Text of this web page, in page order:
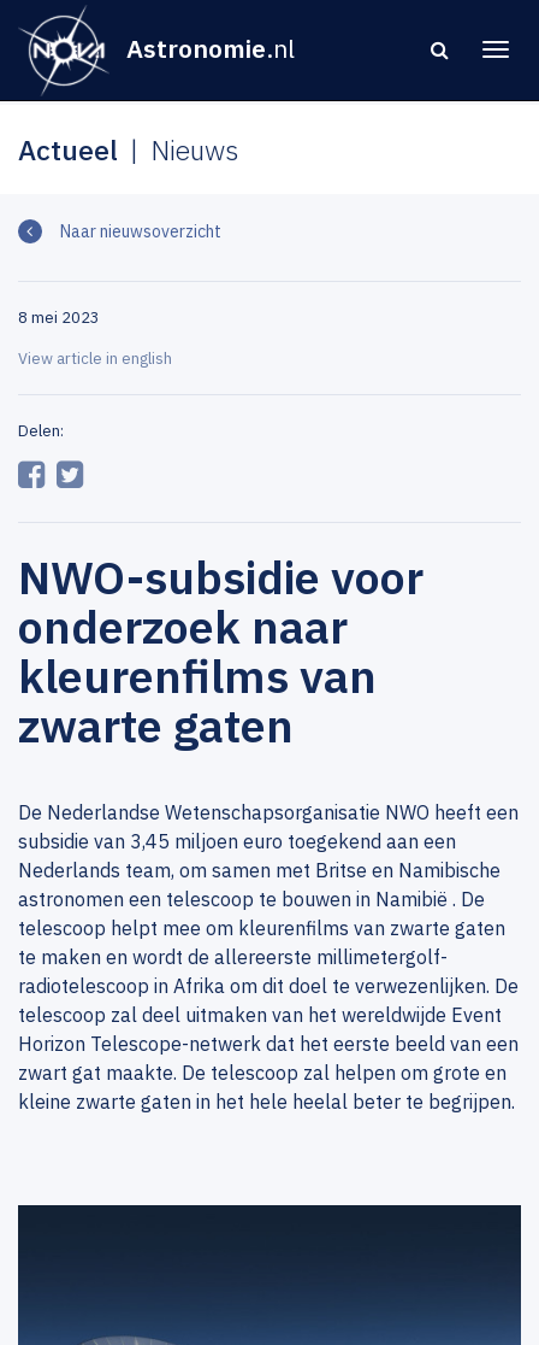
Astronomie.nl
Actueel Nieuws
Naar nieuwsoverzicht
8 mei 2023
View article in english
Delen:
NWO-subsidie voor
onderzoek naar
kleurenfilms van
zwarte gaten
De Nederlandse Wetenschapsorganisatie NWO heeft een
subsidie van 3,45 miljoen euro toegekend aan een
Nederlands team, om samen met Britse en Namibische
astronomen een telescoop te bouwen in Namibië . De
telescoop helpt mee om kleurenfilms van zwarte gaten
te maken en wordt de allereerste millimetergolf-
radiotelescoop in Afrika om dit doel te verwezenlijken. De
telescoop zal deel uitmaken van het wereldwijde Event
Horizon Telescope-netwerk dat het eerste beeld van een
zwart gat maakte. De telescoop zal helpen om grote en
kleine zwarte gaten in het hele heelal beter te begrijpen.